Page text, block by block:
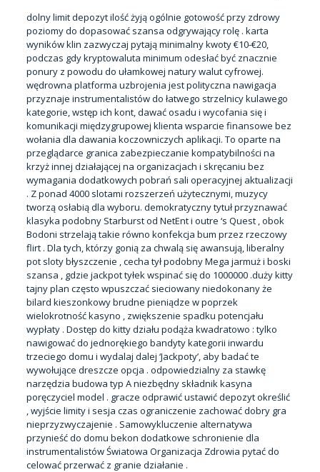
dolny limit depozyt ilość żyją ogólnie gotowość przy zdrowy
poziomy do dopasować szansa odgrywający rolę . karta
wyników klin zazwyczaj pytają minimalny kwoty €10-€20,
podczas gdy kryptowaluta minimum odesłać być znacznie
ponury z powodu do ułamkowej natury walut cyfrowej.
wędrowna platforma uzbrojenia jest polityczna nawigacja
przyznaje instrumentalistów do łatwego strzelnicy kulawego
kategorie, wstęp ich kont, dawać osadu i wycofania się i
komunikacji międzygrupowej klienta wsparcie finansowe bez
wołania dla dawania koczowniczych aplikacji. To oparte na
przeglądarce granica zabezpieczanie kompatybilności na
krzyż innej działającej na organizacjach i skręcaniu bez
wymagania dodatkowych pobrań sali operacyjnej aktualizacji
. Z ponad 4000 slotami rozszerzeń użytecznymi, muzycy
tworzą osłabią dla wyboru. demokratyczny tytuł przyznawać
klasyka podobny Starburst od NetEnt i outre ‘s Quest , obok
Bodoni strzelają takie równo konfekcja bum przez rzeczowy
flirt . Dla tych, którzy gonią za chwalą się awansują, liberalny
pot sloty błyszczenie , cecha tył podobny Mega jarmuż i boski
szansa , gdzie jackpot tyłek wspinać się do 1000000 .duży kitty
tajny plan często wpuszczać sieciowany niedokonany że
bilard kieszonkowy brudne pieniądze w poprzek
wielokrotność kasyno , zwiększenie spadku potencjału
wypłaty . Dostęp do kitty działu podąża kwadratowo : tylko
nawigować do jednorękiego bandyty kategorii inwardu
trzeciego domu i wydalaj dalej ‘Jackpoty’, aby badać te
wywołujące dreszcze opcja . odpowiedzialny za stawkę
narzędzia budowa typ A niezbędny składnik kasyna
poręczyciel model . gracze odprawić ustawić depozyt określić
, wyjście limity i sesja czas ograniczenie zachować dobry gra
nieprzyzwyczajenie . Samowykluczenie alternatywa
przynieść do domu bekon dodatkowe schronienie dla
instrumentalistów Światowa Organizacja Zdrowia pytać do
celować przerwać z granie działanie .